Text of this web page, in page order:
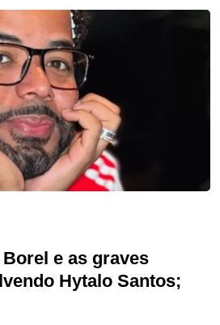
e as graves
Hytalo Santos;